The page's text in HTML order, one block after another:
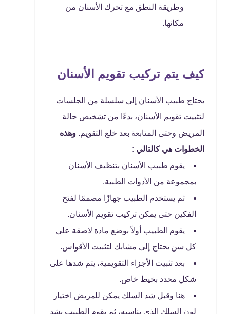
وطريقة النطق مع تحرك الأسنان من
مكانها.
كيف يتم تركيب تقويم الأسنان
يحتاج طبيب الأسنان إلى سلسلة من الجلسات
لتثبيت تقويم الأسنان، بدءًا من تشخيص حالة
المريض وحتى المتابعة بعد خلع التقويم. وهذه
الخطوات هي كالتالي :
يقوم طبيب الأسنان بتنظيف الأسنان
بمجموعة من الأدوات الطبية.
ثم يستخدم الطبيب جهازًا مصممًا لفتح
الفكين حتى يمكن تركيب تقويم الأسنان.
يقوم الطبيب أولاً بوضع مادة لاصقة على
كل سن يحتاج إلى مشابك لتثبيت الأقواس.
بعد تثبيت الأجزاء التقويمية، يتم شدها على
شكل محدد بخيط خاص.
هنا وقبل شد السلك يمكن للمريض اختيار
لون السلك الذي يناسبه، ثم يقوم الطبيب بشد